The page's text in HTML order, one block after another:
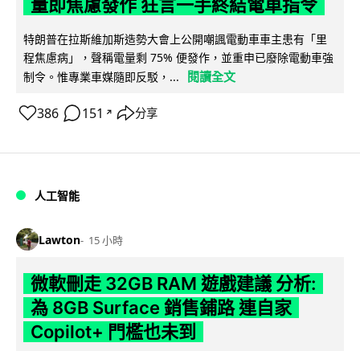
量即焦慮發作 狂言一手終結電車指令
特朗普在拉斯維加斯造勢大會上公開嘲諷電動車車主患有「里
程焦慮病」，聲稱電量剩 75% 便發作，並重申已廢除電動車強
制令。惟專業車媒隨即反駁，...
閱讀全文
386 151 ↗ 分享
人工智能
Lawton 15 小時
微軟刪走 32GB RAM 遊戲建議 分析:
為 8GB Surface 銷售鋪路 連自家
Copilot+ 門檻也未到